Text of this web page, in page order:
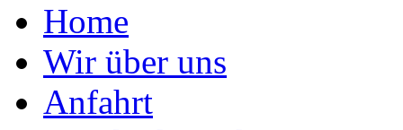
Home
Wir über uns
Anfahrt